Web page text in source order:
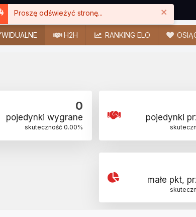
H2H RANKING ELO
0
pojedynki wygrane
skuteczność 0.00%
pojedynki
małe pkt,
Proszę odświeżyć stronę...